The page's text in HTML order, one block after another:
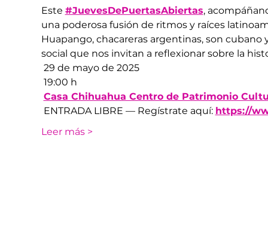
Este #JuevesDePuertasAbiertas,
una poderosa fusión de ritmos y raíces
Huapango, chacareras argentinas, son
social que nos invitan a reflexionar sobre la
29 de mayo de 2025
19:00 h
Casa Chihuahua Centro de Patrimonio
ENTRADA LIBRE — Regístrate aquí: https://
Leer más >